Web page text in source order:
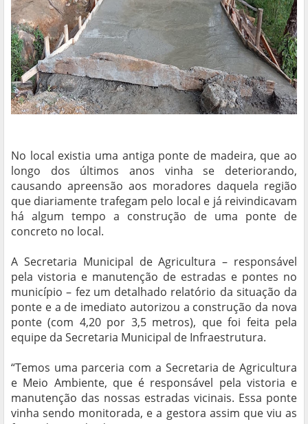
No local existia uma antiga ponte de madeira, que ao
longo dos últimos anos vinha se deteriorando,
causando apreensão aos moradores daquela região
que diariamente trafegam pelo local e já reivindicavam
há algum tempo a construção de uma ponte de
concreto no local.
A Secretaria Municipal de Agricultura – responsável
pela vistoria e manutenção de estradas e pontes no
município – fez um detalhado relatório da situação da
ponte e a de imediato autorizou a construção da nova
ponte (com 4,20 por 3,5 metros), que foi feita pela
equipe da Secretaria Municipal de Infraestrutura.
“Temos uma parceria com a Secretaria de Agricultura
e Meio Ambiente, que é responsável pela vistoria e
manutenção das nossas estradas vicinais. Essa ponte
vinha sendo monitorada, e a gestora assim que viu as